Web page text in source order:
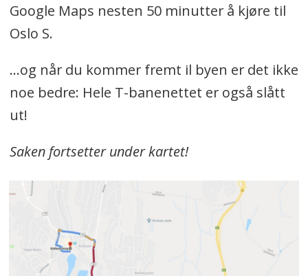
Google Maps nesten 50 minutter å kjøre til
Oslo S.
...og når du kommer fremt il byen er det ikke
noe bedre: Hele T-banenettet er også slått
ut!
Saken fortsetter under kartet!